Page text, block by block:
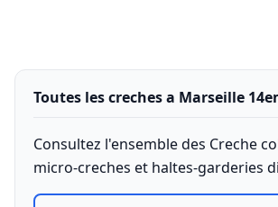
Toutes les creches a Marseille
Consultez l'ensemble des Creche
micro-creches et haltes-garderies